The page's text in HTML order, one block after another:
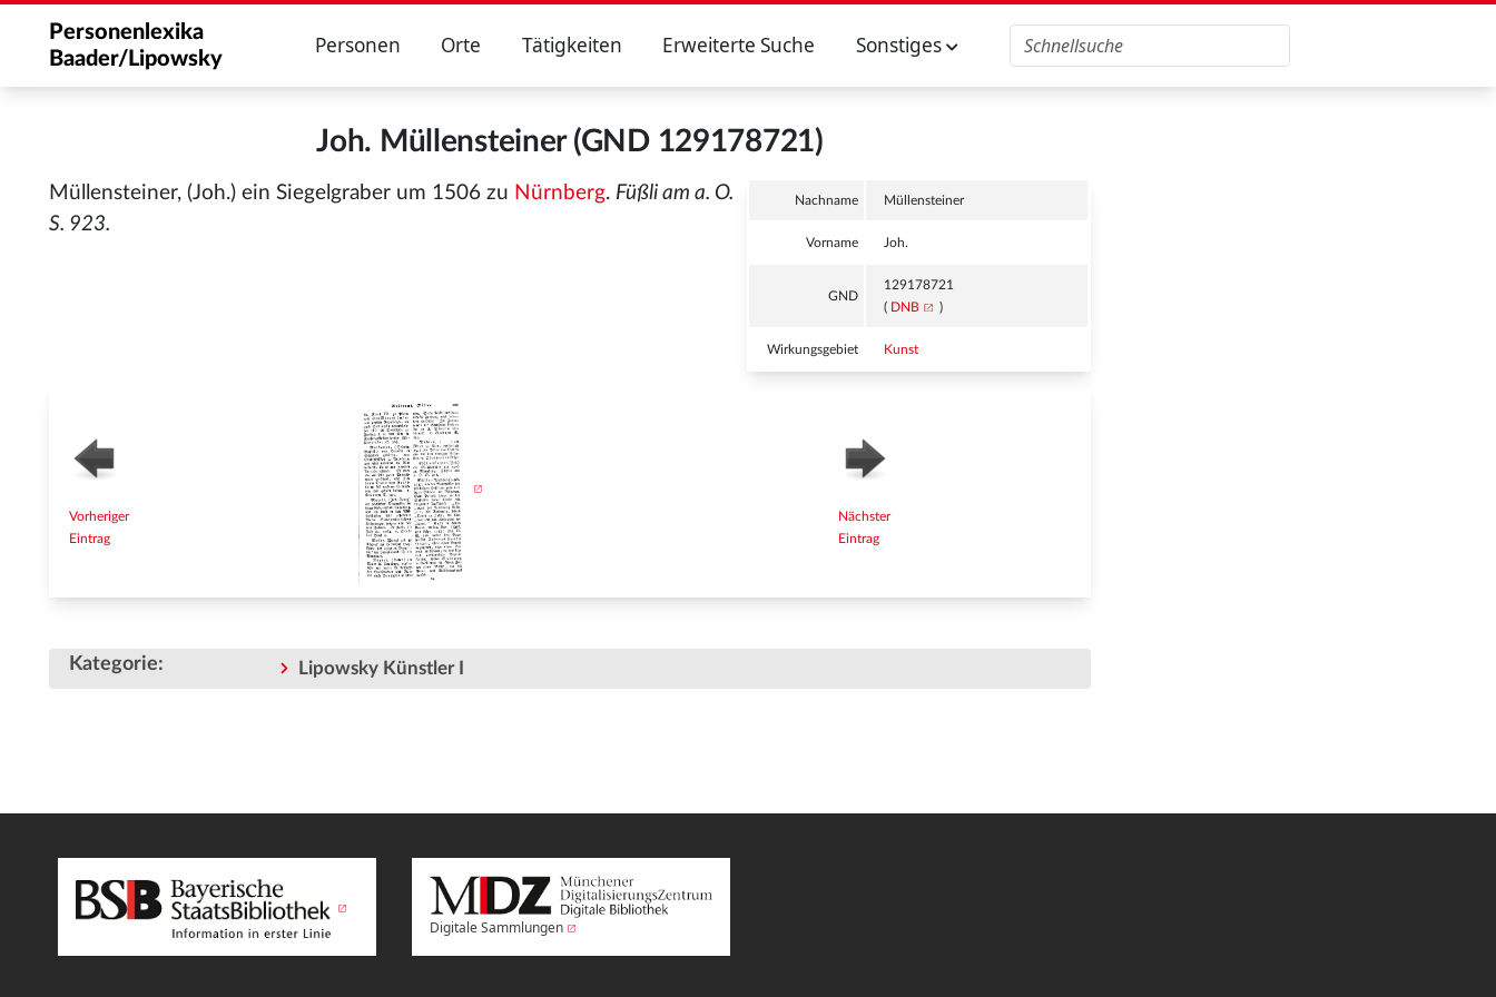
Personenlexika
Baader/Lipowsky
Personen Orte Tätigkeiten Erweiterte Suche Sonstiges
Joh. Müllensteiner (GND 129178721)
Nachname Müllensteiner
Vorname Joh.
GND
129178721
( DNB )
Wirkungsgebiet Kunst
Müllensteiner, (Joh.) ein Siegelgraber um 1506 zu Nürnberg. Füßli am a. O.
S. 923.
Vorheriger
Eintrag
Nächster
Eintrag
Kategorie: Lipowsky Künstler I
Digitale Sammlungen